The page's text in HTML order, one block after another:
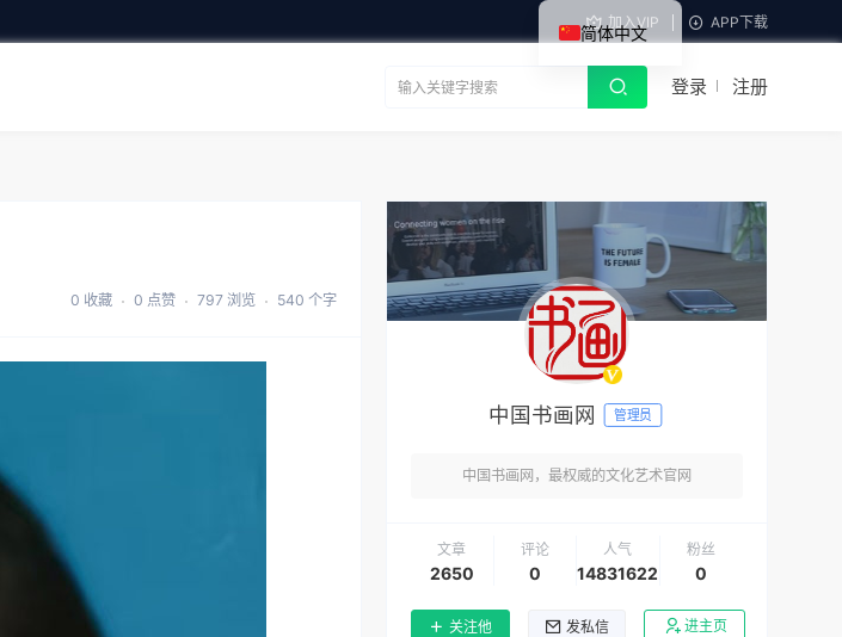
加入VIP APP下载
登录 注册
0 收藏 0 点赞 797 浏览 540 个字
中国书画网 管理员
中国书画网，最权威的文化艺术官网
文章
2650
评论
0
人气
14831622
粉丝
0
关注他 发私信 进主页
简体中文